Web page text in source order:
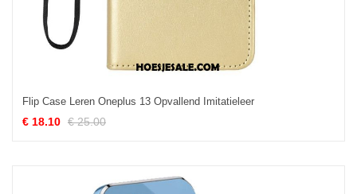
Flip Case Leren Oneplus 13 Opvallend Imitatieleer
€ 18.10 € 25.00